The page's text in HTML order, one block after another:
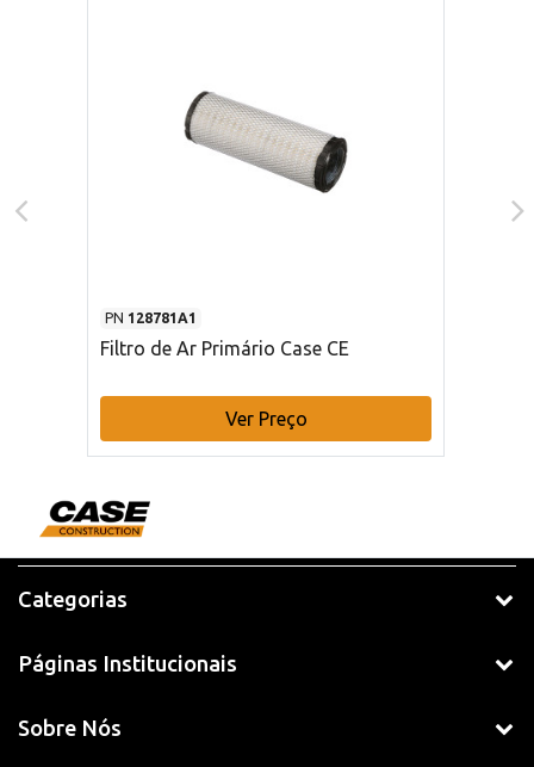
PN 128781A1
Filtro de Ar Primário Case CE
Ver Preço
Categorias
Páginas Institucionais
Sobre Nós